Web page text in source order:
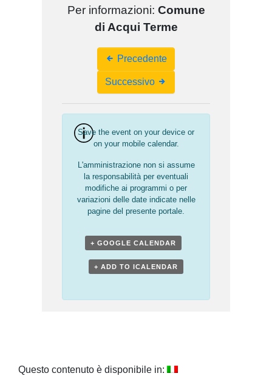
Per informazioni: Comune
di Acqui Terme
Navigation
Precedente
Successivo
Save the event on your device or
on your mobile calendar.
L'amministrazione non si assume
la responsabilità per eventuali
modifiche ai programmi o per
variazioni delle date indicate nelle
pagine del presente portale.
+ GOOGLE CALENDAR
+ ADD TO ICALENDAR
Questo contenuto è disponibile in: